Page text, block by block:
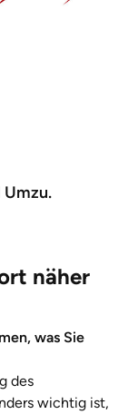
näher
was Sie
des
wichtig ist,